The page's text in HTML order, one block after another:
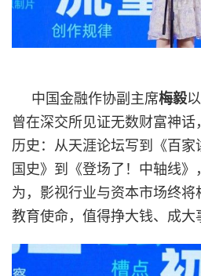
中国金融作协副主席梅毅以
曾在深交所见证无数财富神
历史：从天涯论坛写到《百
国史》到《登场了！中轴线
为，影视行业与资本市场终
教育使命，值得挣大钱、成大